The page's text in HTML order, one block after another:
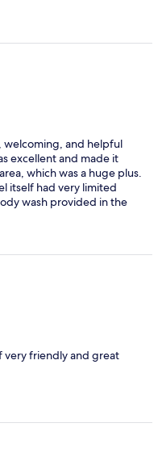
welcoming, and helpful
excellent and made it
which was a huge plus.
itself had very limited
wash provided in the
very friendly and great